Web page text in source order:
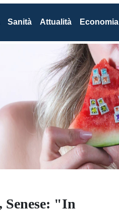
Sanità Attualità Economia
Senese: "In